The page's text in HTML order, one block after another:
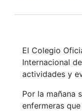
El Colegio
Internacional
actividades y
Por la mañana
enfermeras